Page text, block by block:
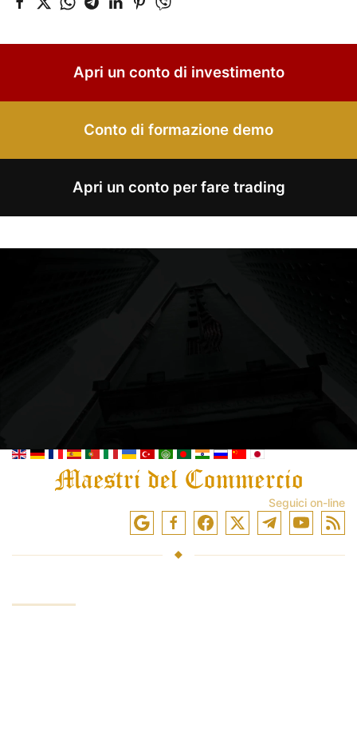
Apri un conto di investimento
Conto di formazione demo
Apri un conto per fare trading
Seguici on-line